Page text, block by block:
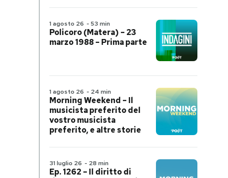
1 agosto 26 - 53 min
Policoro (Matera) – 23
marzo 1988 – Prima parte
1 agosto 26 - 24 min
Morning Weekend – Il
musicista preferito del
vostro musicista
preferito, e altre storie
31 luglio 26 - 28 min
Ep. 1262 – Il diritto di